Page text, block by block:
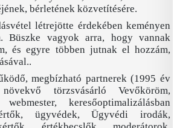
bérletének közvetítésére.
létrejötte érdekében keményen
Büszke vagyok arra, hogy vannak
és egyre többen jutnak el hozzám,
megbízható partnerek (1995 év
törzsvásárló Vevőköröm,
keresőoptimalizálásban
ügyvédek, Ügyvédi irodák,